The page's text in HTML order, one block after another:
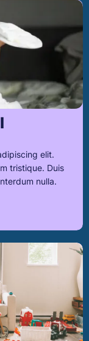
elit.
tristique. Duis
nulla.